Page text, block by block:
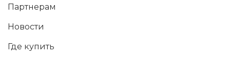
Партнерам
Новости
Где купить